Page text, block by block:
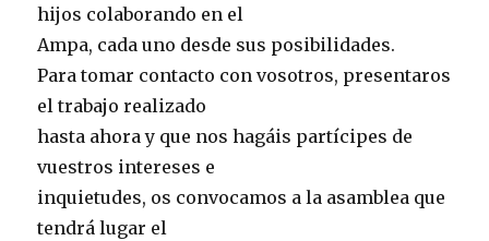
hijos colaborando en el
Ampa, cada uno desde sus posibilidades.
Para tomar contacto con vosotros, presentaros
el trabajo realizado
hasta ahora y que nos hagáis partícipes de
vuestros intereses e
inquietudes, os convocamos a la asamblea que
tendrá lugar el